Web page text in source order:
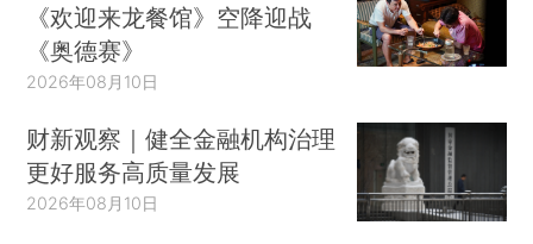
《欢迎来龙餐馆》空降迎战
《奥德赛》
2026年08月10日
财新观察｜健全金融机构治理
更好服务高质量发展
2026年08月10日